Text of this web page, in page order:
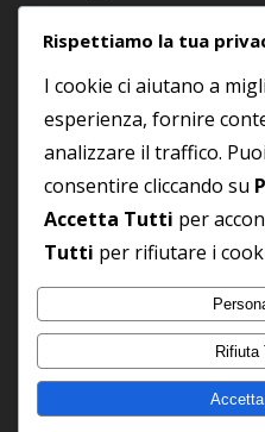
SOCIAL
P IVA
Copyright
Design.
Rispettiamo la tua
I cookie ci aiutano a
esperienza, fornire
analizzare il traffico.
consentire cliccando su
Accetta Tutti per
Tutti per rifiutare i
Rifiuta